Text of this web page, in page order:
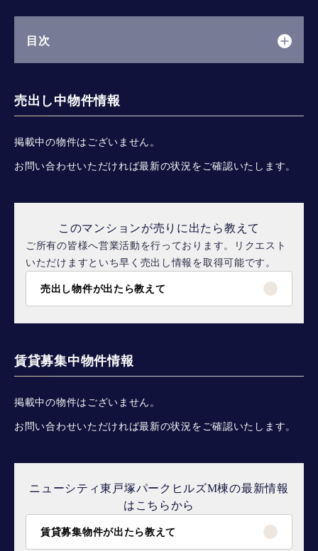
目次
売出し中物件情報
掲載中の物件はございません。
お問い合わせいただければ最新の状況をご確認いたします。
このマンションが売りに出たら教えて
ご所有の皆様へ営業活動を行っております。リクエスト
いただけますといち早く売出し情報を取得可能です。
売出し物件が出たら教えて
賃貸募集中物件情報
掲載中の物件はございません。
お問い合わせいただければ最新の状況をご確認いたします。
ニューシティ東戸塚パークヒルズM棟の最新情報
はこちらから
賃貸募集物件が出たら教えて